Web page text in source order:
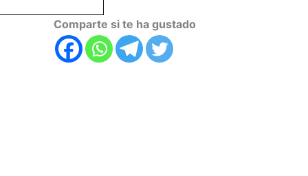
Comparte si te ha gustado